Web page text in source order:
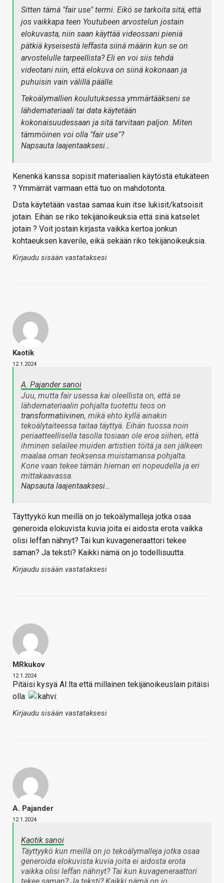
Sitten tämä "fair use" termi. Eikö se tarkoita sitä, että
jos vaikkapa teen Youtubeen arvostelun jostain
elokuvasta, niin saan käyttää videossani pieniä
pätkiä kyseisestä leffasta siinä määrin kun se on
arvostelulle tarpeellista? Eli en voi siis tehdä
videotani niin, että elokuva on siinä kokonaan ja
puhuisin vain välillä päälle.
Tekoälymallien koulutuksessa ymmärtääkseni se
lähdemateriaali tai data käytetään
kokonaisuudessaan ja sitä tarvitaan paljon. Miten
tämmöinen voi olla "fair use"?
Napsauta laajentaaksesi…
Kenenkä kanssa sopisit materiaalien käytöstä etukäteen
? Ymmärrät varmaan että tuo on mahdotonta.
Dsta käytetään vastaa samaa kuin itse lukisit/katsoisit
jotain. Eihän se riko tekijänoikeuksia että sinä katselet
jotain ? Voit jostain kirjasta vaikka kertoa jonkun
kohtaeuksen kaverile, eikä sekään riko tekijänoikeuksia.
Kirjaudu sisään vastataksesi
Kaotik
12.1.2024
A. Pajander sanoi
Juu, mutta fair usessa kai oleellista on, että se
lähdemateriaalin pohjalta tuotettu teos on
transformatiivinen, mikä ehto kyllä ainakin
tekoälytaiteessa taitaa täyttyä. Eihän tuossa noin
periaatteellisella tasolla tosiaan ole eroa siihen, että
ihminen selailee muiden artistien töitä ja sen jälkeen
maalaa oman teoksensa muistamansa pohjalta.
Kone vaan tekee tämän hieman eri nopeudella ja eri
mittakaavassa.
Napsauta laajentaaksesi…
Täyttyykö kun meillä on jo tekoälymalleja jotka osaa
generoida elokuvista kuvia joita ei aidosta erota vaikka
olisi leffan nähnyt? Tai kun kuvageneraattori tekee
saman? Ja teksti? Kaikki nämä on jo todellisuutta.
Kirjaudu sisään vastataksesi
MRkukov
12.1.2024
Pitäisi kysyä AI:lta että millainen tekijänoikeuslain pitäisi
olla.
Kirjaudu sisään vastataksesi
A. Pajander
12.1.2024
Kaotik sanoi
Täyttyykö kun meillä on jo tekoälymalleja jotka osaa
generoida elokuvista kuvia joita ei aidosta erota
vaikka olisi leffan nähnyt? Tai kun kuvageneraattori